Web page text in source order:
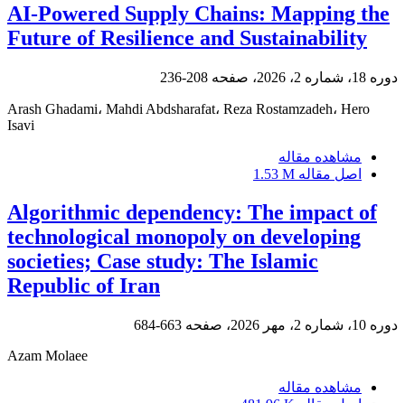
AI-Powered Supply Chains: Mapping the
Future of Resilience and Sustainability
دوره 18، شماره 2، 2026، صفحه 208-236
Arash Ghadami، Mahdi Abdsharafat، Reza Rostamzadeh، Hero
Isavi
مشاهده مقاله
اصل مقاله 1.53 M
Algorithmic dependency: The impact of
technological monopoly on developing
societies; Case study: The Islamic
Republic of Iran
دوره 10، شماره 2، مهر 2026، صفحه
663-684
Azam Molaee
مشاهده مقاله